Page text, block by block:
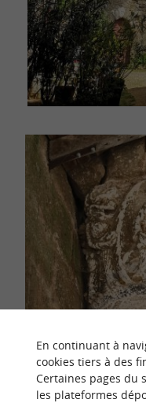
Le pan de
En continuant à
cookies tiers à des
Certaines pages du
les plateformes